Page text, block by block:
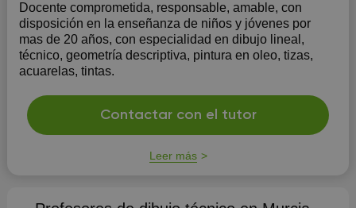
Docente comprometida, responsable, amable, con
disposición en la enseñanza de niños y jóvenes por
mas de 20 años, con especialidad en dibujo lineal,
técnico, geometría descriptiva, pintura en oleo, tizas,
acuarelas, tintas.
Contactar con el tutor
Leer más